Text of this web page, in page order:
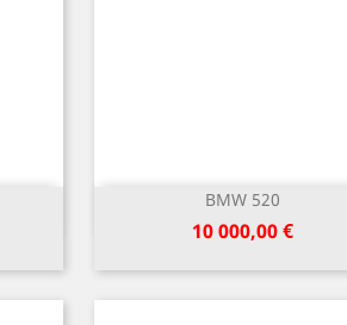
BMW 520
Kaina
10 000,00 €
Greita peržiūra